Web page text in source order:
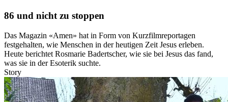
86 und nicht zu stoppen
Das Magazin «Amen» hat in Form von Kurzfilmreportagen
festgehalten, wie Menschen in der heutigen Zeit Jesus erleben.
Heute berichtet Rosmarie Badertscher, wie sie bei Jesus das fand,
was sie in der Esoterik suchte.
Story